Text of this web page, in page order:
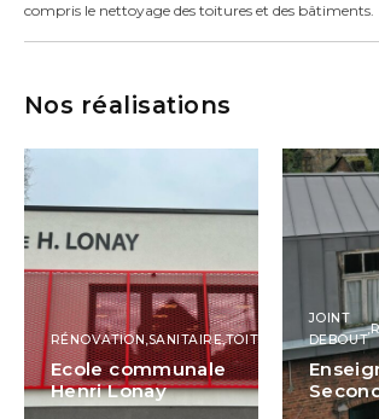
compris le nettoyage des toitures et des bâtiments.
Nos réalisations
RÉNOVATION,SANITAIRE,TOITURES
Ecole communale
Henri Lonay
JOINT
DEBOUT
,